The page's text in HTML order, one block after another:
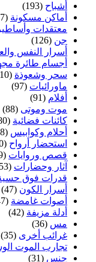
أشباح (193)
أماكن مسكونة (187)
معتقدات وأساطير
جن (126)
أسرار النفس
أجسام طائرة
سحر وشعوذة (110)
ماورائيات (97)
أفلام (91)
موت وموتى (88)
كائنات فضائية (80)
أحلام وكوابيس (78)
استحضار أرواح (60)
قصص وروايات (59)
آثار وحضارات (53)
قدرات فوق
أسرار الكون (47)
أصوات غامضة (47)
أدلة مزيفة (42)
مس (36)
غرائب أخرى (35)
تجارب الموت
جنس (31)